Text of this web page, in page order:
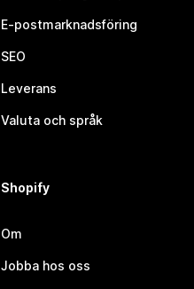
E-postmarknadsföring
SEO
Leverans
Valuta och språk
Shopify
Om
Jobba hos oss